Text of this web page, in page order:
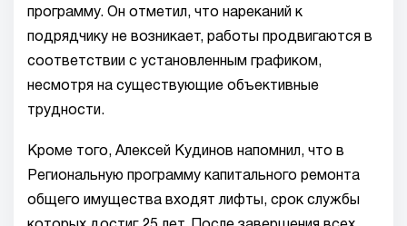
программу. Он отметил, что нареканий к
подрядчику не возникает, работы продвигаются в
соответствии с установленным графиком,
несмотря на существующие объективные
трудности.
Кроме того, Алексей Кудинов напомнил, что в
Региональную программу капитального ремонта
общего имущества входят лифты, срок службы